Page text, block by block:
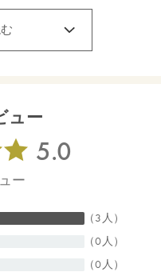
体に優しくのばしてくだ
ン、シア脂＊、ステアリ
ダマスクバラ胎座培養エ
酵液、ケトグルタル酸、
葉／茎エキス＊、サッカ
ュー